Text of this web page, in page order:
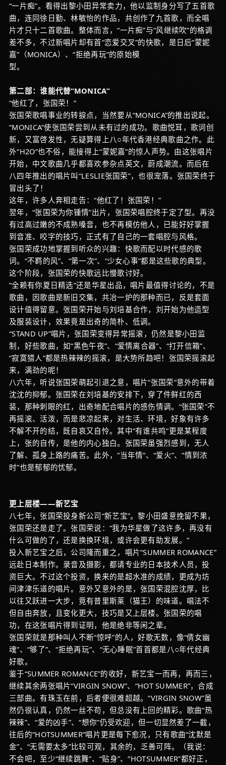
“一片痴”。看得出黎小田异常卖力，他以监制身分写了五首歌
曲，连同徐日勤、林敏怡的作品，共创作了九首歌，而全唱
片才只十二首歌曲。整体而言，“一片痴”与“风继续吹”的格调
差不多，不过新唱片却有首“恋爱交叉”的快歌，是日后“蒙妮
嘉”（MONICA）、“拒绝再玩”的原始模
型。
第二部：谁能代替“MONICA”
“他红了，张国荣！”
张国荣歌唱事业的转捩点，当然要从“MONICA”的推出说起。
“MONICA”使张国荣尝到从未有过的成功。歌曲悦耳，歌词创
新，又富啓发性，无疑算得上八○年代香港经典歌曲之作。此
外“H2O”也不俗，能接得上“蒙妮嘉”的惊人声势。由这张唱片
开始，中文歌曲几乎都喜欢参杂点英文，蔚成潮流。而后在
八四年推出的唱片叫“LESLIE张国荣”，也很宠落。张国荣终于
冒出头了！
这年，许多人奔相走告：“他红了！张国荣！”
翌年，“张国荣为你锺情”出片，张国荣唱腔终于定了型。再没
有过高过嫩的不成熟嗓音，也不再模仿他人，已能好好掌握
到音准、咬字的技巧，正式有了自己的一套唱腔与风格。
张国荣成功地掌握到听众的兴趣：快歌而配以时代感的歌
词。“不羁的风”、“第一次”、“少女心事”都是这些歌的典型。
这个阶段，张国荣的快歌远比慢歌讨好。
“全赖有你夏日精选”还是华星出品，唱片最值得讨论的，不是
歌曲，因歌曲是新旧交集，共冶一炉的那种而已，反是套面
设计值得留意。张国荣开始与刘培基合作，刘开始为他造型
及服装设计，效果竟是出奇的简朴、低调。
“STAND UP”唱片，张国荣变得异常摇滚，仍然是黎小田监
制，好些歌曲，如“黑色午夜”、“爱情离合器”、“打开信箱”、
“寂寞猎人”都是热辣辣的摇滚，是大势所趋吧！张国荣摇滚起
来，满劲的呢！
八六年，听说张国荣萌起引退之意，唱片“张国荣”意外的带着
沈沈的抑郁。张国荣在刘培基的安排下，穿了件鲜红的西
装，那种刺眼的红，出奇地配合唱片的感伤情调。“张国荣”不
再摇滚、活泼，而是悲凉起来，对生活、环境，好象有许多
不解不开的结，既自哀又自怜。其中“有谁共鸣”更是某程度
上，张的自传，是他的内心独白。张国荣虽强烈感到，无人
了解、孤身上路的痛苦。此外，“当年情”、“爱火”、“情到浓
时”也是郁郁的忧郁。
更上层楼——新艺宝
八七年，张国荣投身新公司“新艺宝”。黎小田盛意挽留不果，
张国荣还是走了。张国荣说：“我为华星做了这许多，再没有
什么可做的了，还是换换环境，或许会更有助发展。”
投入新艺宝之后，公司隆而重之，唱片“SUMMER ROMANCE”
远赴日本制作。录音及摄影，都请专业的日本技术人员，投
资巨大。不过这个投资，换来的是超水准的成绩，更成为坊
间津津乐道的唱片。意外又意外的是，张国荣混腔沈厚，比
以往又跃进一大步，竟有普里斯莱（猫王）的味道。唱法不
但自由奔放，且变化更大，技巧是又上层楼。张国荣的唱
功，在这张唱片得到证明，他是绝非等闲之辈。
张国荣就是那种叫人不断“惊呼”的人，好歌无数，像“倩女幽
魂”、“够了”、“拒绝再玩”、“无心睡眠”首首都是八○年代经典
好歌。
鉴于“SUMMER ROMANCE”的收好，新艺宝一而再，再而三，
继续其余两张唱片“VIRGIN SNOW”、“HOT SUMMER”，合成
三部曲。有珠玉在前，后者便很难超越。“VIRGIN SNOW”虽
然仍很认真，仍然一丝不苟，但总没有上回的精彩。歌曲“热
辣辣”、“爱的凶手”、“想你”仍受欢迎，但一切显然差了一截，
往后的“HOTSUMMER”唱片更是每下愈况，只有歌曲“沈默是
金”、“无需要太多”比较可观，其余的，乏善可阵。（我说：
不会吧，至少“继续跳舞”、“贴身”、“HOTSUMMER”都好正，